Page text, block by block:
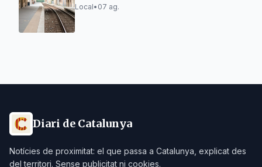
Local• 07 ag.
Diari de Catalunya
Notícies de proximitat: el que passa a Catalunya, explicat des
del territori. Sense publicitat ni cookies.